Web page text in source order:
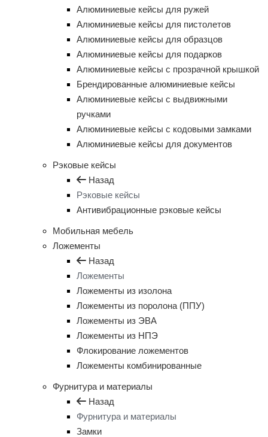
Алюминиевые кейсы для ружей
Алюминиевые кейсы для пистолетов
Алюминиевые кейсы для образцов
Алюминиевые кейсы для подарков
Алюминиевые кейсы с прозрачной крышкой
Брендированные алюминиевые кейсы
Алюминиевые кейсы с выдвижными
ручками
Алюминиевые кейсы с кодовыми замками
Алюминиевые кейсы для документов
Рэковые кейсы
Назад
Рэковые кейсы
Антивибрационные рэковые кейсы
Мобильная мебель
Ложементы
Назад
Ложементы
Ложементы из изолона
Ложементы из поролона (ППУ)
Ложементы из ЭВА
Ложементы из НПЭ
Флокирование ложементов
Ложементы комбинированные
Фурнитура и материалы
Назад
Фурнитура и материалы
Замки